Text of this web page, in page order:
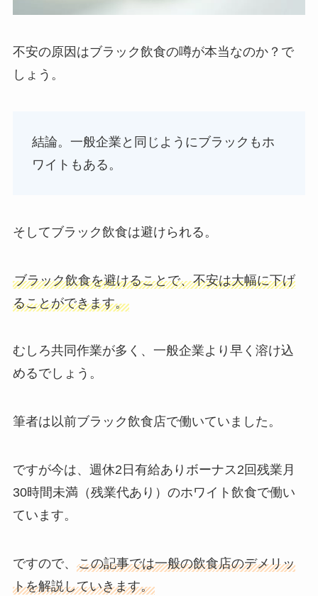
不安の原因はブラック飲食の噂が本当なのか？で
しょう。
結論。一般企業と同じようにブラックもホ
ワイトもある。
そしてブラック飲食は避けられる。
ブラック飲食を避けることで、不安は大幅に下げ
ることができます。
むしろ共同作業が多く、一般企業より早く溶け込
めるでしょう。
筆者は以前ブラック飲食店で働いていました。
ですが今は、週休2日有給ありボーナス2回残業月
30時間未満（残業代あり）のホワイト飲食で働い
ています。
ですので、 この記事では一般の飲食店のデメリッ
トを解説していきます。